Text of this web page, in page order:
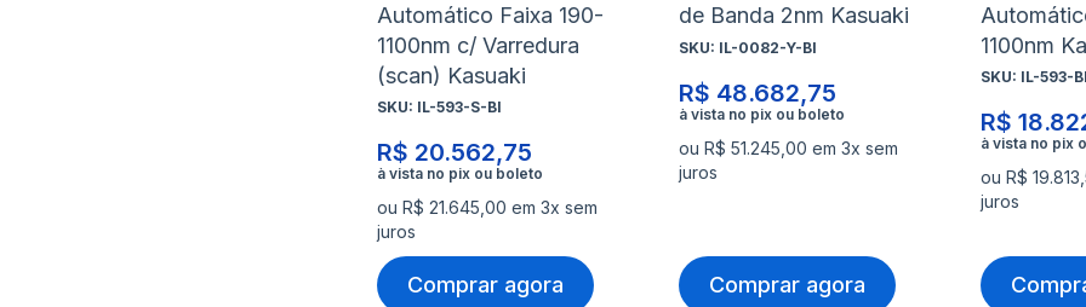
Automático Faixa 190-
1100nm c/ Varredura
(scan) Kasuaki
SKU: IL-593-S-BI
R$ 20.562,75
ou R$ 21.645,00 em 3x sem
juros
Comprar agora
de Banda 2nm Kasuaki
SKU: IL-0082-Y-BI
R$ 48.682,75
ou R$ 51.245,00 em 3x sem
juros
Comprar agora
1100nm
SKU: IL-593-BI
R$
ou R$
juros